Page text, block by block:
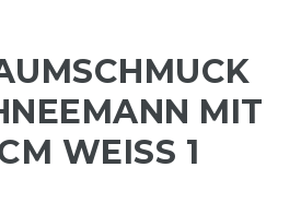
MIT
WEISS 1 S